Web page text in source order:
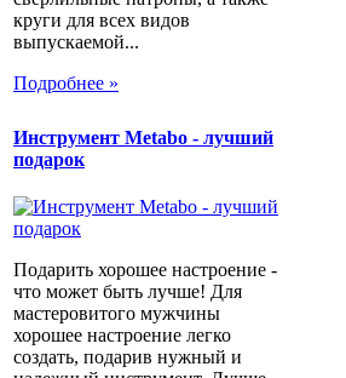
круги для всех видов
выпускаемой...
Подробнее »
Инструмент Metabo - лучший
подарок
Подарить хорошее настроение -
что может быть лучше! Для
мастеровитого мужчины
хорошее настроение легко
создать, подарив нужный и